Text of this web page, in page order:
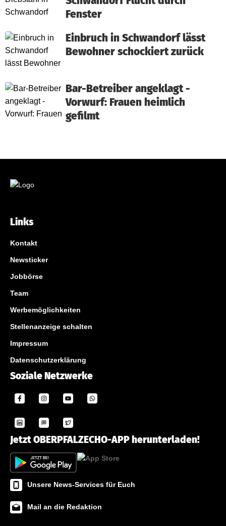
Fenster
Einbruch in Schwandorf lässt
Bewohner schockiert zurück
Bar-Betreiber angeklagt -
Vorwurf: Frauen heimlich
gefilmt
Links
Kontakt
Newsticker
Jobbörse
Team
Werbemöglichkeiten
Stellenanzeige schalten
Impressum
Datenschutzerklärung
Soziale Netzwerke
Jetzt OBERPFALZECHO-APP herunterladen!
Unsere News-Services für Euch
Mail an die Redaktion